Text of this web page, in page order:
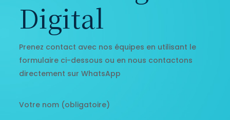
Digital
Prenez contact avec nos équipes en utilisant le
formulaire ci-dessous ou en nous contactons
directement sur WhatsApp
Votre nom (obligatoire)